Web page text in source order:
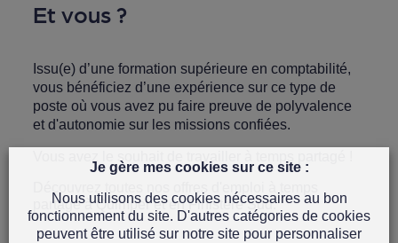
Et vous ?
Issu(e) d’une formation supérieure en comptabilité,
vous bénéficiez d’une expérience sur ce type de
poste où vous avez pu faire preuve de polyvalence
et d'autonomie sur les missions confiées.
partagé à Quimper et en Finistère Sud.
Je gère mes cookies sur ce site :
Nous utilisons des cookies nécessaires au bon
fonctionnement du site. D'autres catégories de cookies
peuvent être utilisé sur notre site pour personnaliser